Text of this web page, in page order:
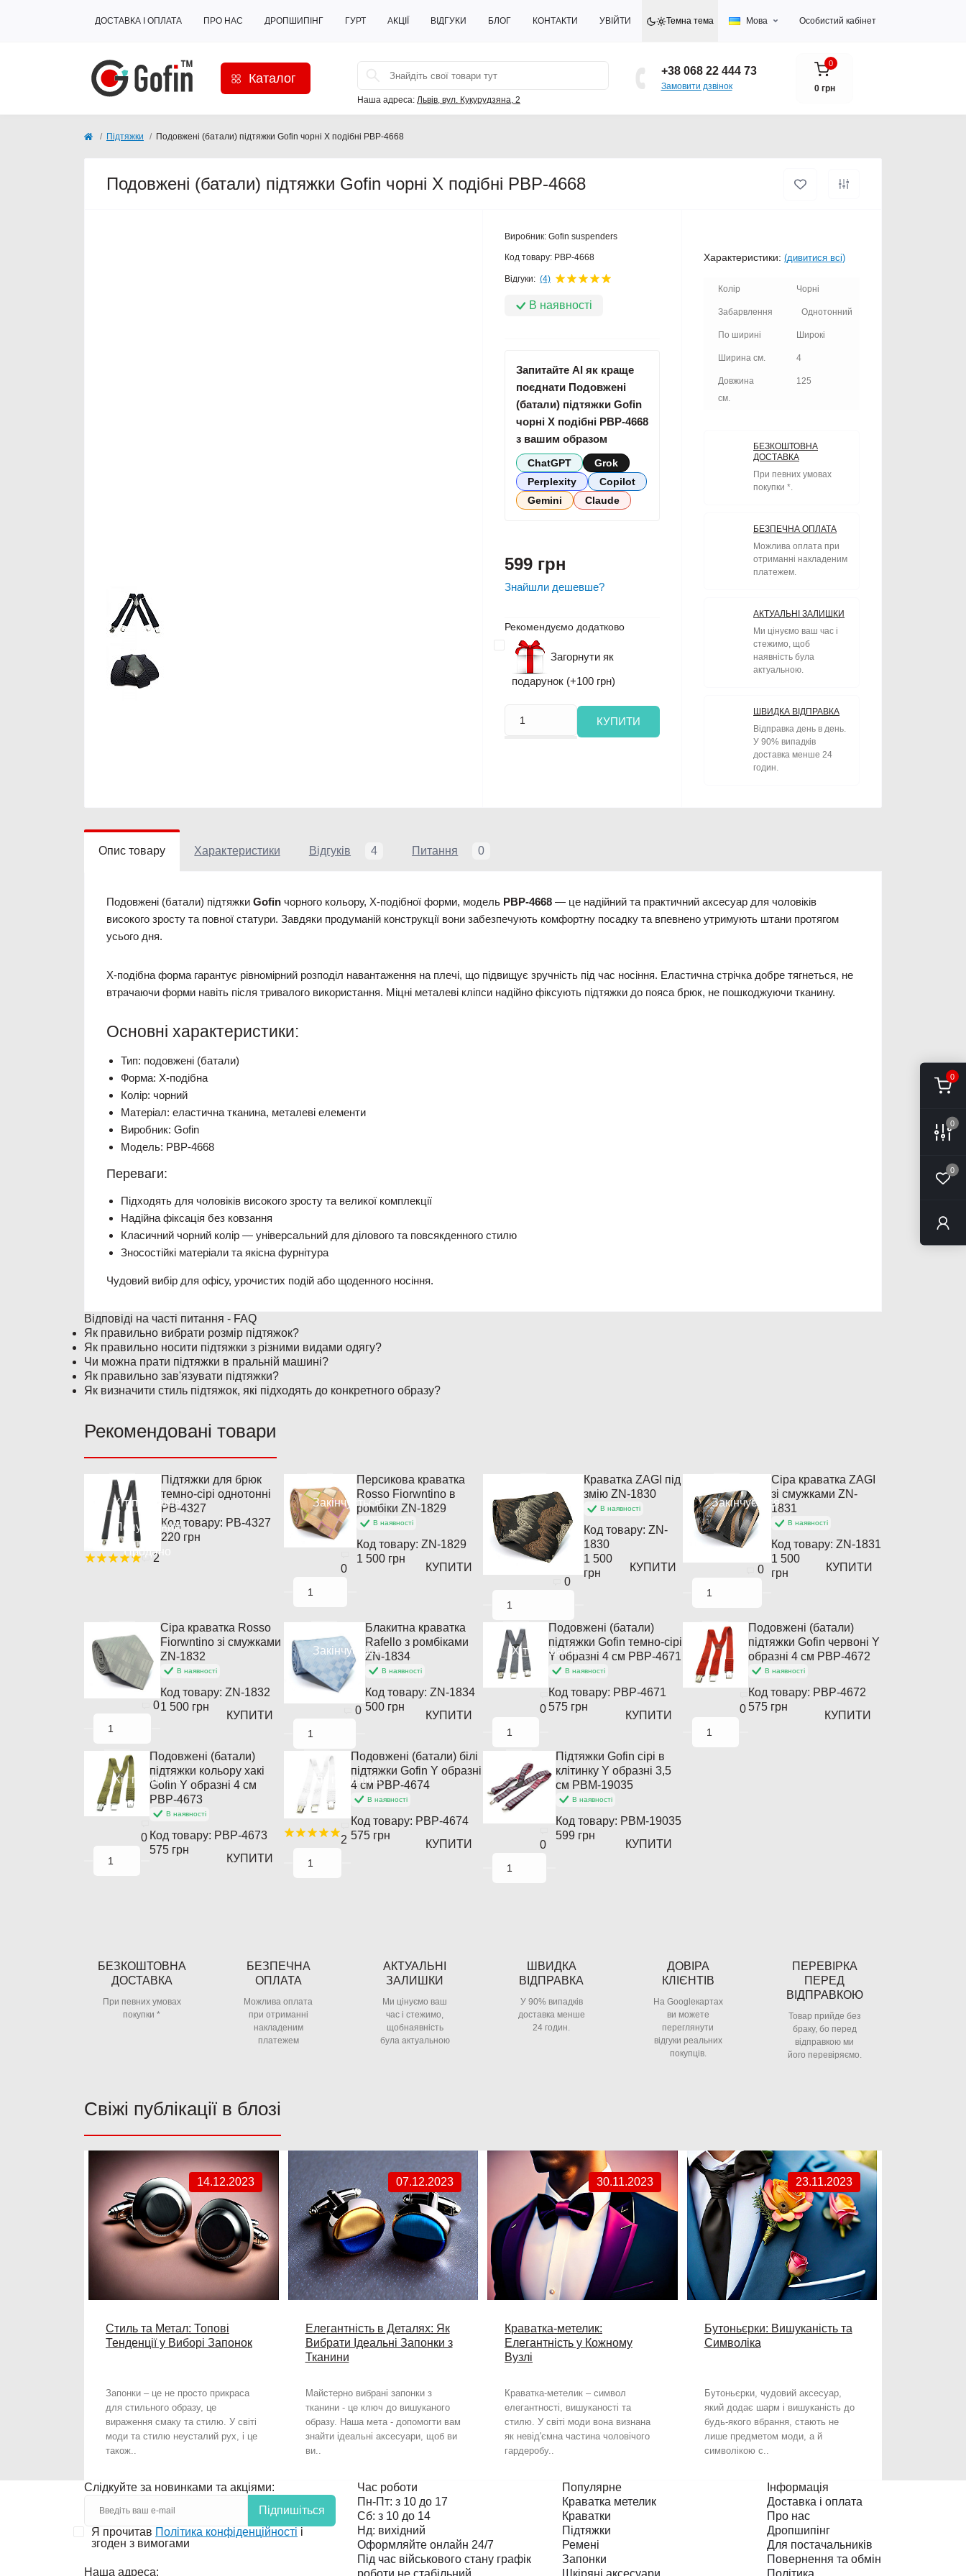
0
0
0
ДОСТАВКА І ОПЛАТА ПРО НАС ДРОПШИПІНГ ГУРТ АКЦІЇ ВІДГУКИ БЛОГ КОНТАКТИ УВІЙТИ Темна тема Мова Особистий кабінет
Каталог
Наша адреса: Львів, вул. Кукурудзяна, 2
+38 068 22 444 73
Замовити дзвінок
0
0 грн
Підтяжки Подовжені (батали) підтяжки Gofin чорні X подібні PBP-4668
Подовжені (батали) підтяжки Gofin чорні X подібні PBP-4668
Виробник: Gofin suspenders
Код товару: PBP-4668
Відгуки: (4)
В наявності
Запитайте AI як краще
поєднати Подовжені
(батали) підтяжки Gofin
чорні X подібні PBP-4668
з вашим образом
ChatGPT
Grok
Perplexity
Copilot
Gemini
Claude
599 грн
Знайшли дешевше?
Рекомендуємо додатково
Загорнути як
подарунок (+100 грн)
КУПИТИ
Характеристики: (дивитися всі)
Колір Чорні
Забарвлення Однотонний
По ширині Широкі
Ширина см. 4
Довжина
см.
125
БЕЗКОШТОВНА
ДОСТАВКА
При певних умовах
покупки *.
БЕЗПЕЧНА ОПЛАТА
Можлива оплата при
отриманні накладеним
платежем.
АКТУАЛЬНІ ЗАЛИШКИ
Ми цінуємо ваш час і
стежимо, щоб
наявність була
актуальною.
ШВИДКА ВІДПРАВКА
Відправка день в день.
У 90% випадків
доставка менше 24
годин.
Опис товару Характеристики Відгуків 4 Питання 0
Подовжені (батали) підтяжки Gofin чорного кольору, X-подібної форми, модель PBP-4668 — це надійний та практичний аксесуар для чоловіків
високого зросту та повної статури. Завдяки продуманій конструкції вони забезпечують комфортну посадку та впевнено утримують штани протягом
усього дня.
X-подібна форма гарантує рівномірний розподіл навантаження на плечі, що підвищує зручність під час носіння. Еластична стрічка добре тягнеться, не
втрачаючи форми навіть після тривалого використання. Міцні металеві кліпси надійно фіксують підтяжки до пояса брюк, не пошкоджуючи тканину.
Основні характеристики:
Тип: подовжені (батали)
Форма: X-подібна
Колір: чорний
Матеріал: еластична тканина, металеві елементи
Виробник: Gofin
Модель: PBP-4668
Переваги:
Підходять для чоловіків високого зросту та великої комплекції
Надійна фіксація без ковзання
Класичний чорний колір — універсальний для ділового та повсякденного стилю
Зносостійкі матеріали та якісна фурнітура
Чудовий вибір для офісу, урочистих подій або щоденного носіння.
Відповіді на часті питання - FAQ
Як правильно вибрати розмір підтяжок?
Як правильно носити підтяжки з різними видами одягу?
Чи можна прати підтяжки в пральній машині?
Як правильно зав'язувати підтяжки?
Як визначити стиль підтяжок, які підходять до конкретного образу?
Рекомендовані товари
Хіт продажів
Популярний
Продано
2
Підтяжки для брюк
темно-сірі однотонні
PB-4327
Код товару: PB-4327
220 грн
Закінчується
0
Персикова краватка
Rosso Fiorwntino в
ромбіки ZN-1829
В наявності
Код товару:ZN-1829
1 500 грн
КУПИТИ
0
Краватка ZAGI під
змію ZN-1830
В наявності
Код товару: ZN-
1830
1 500
грн
КУПИТИ
Закінчується
0
Сіра краватка ZAGI
зі смужками ZN-
1831
В наявності
Код товару: ZN-1831
1 500
грн
КУПИТИ
0
Сіра краватка Rosso
Fiorwntino зі смужками
ZN-1832
В наявності
Код товару:ZN-1832
1 500 грн
КУПИТИ
Закінчується
0
Блакитна краватка
Rafello з ромбіками
ZN-1834
В наявності
Код товару: ZN-1834
500 грн
КУПИТИ
Хіт продажів
0
Подовжені (батали)
підтяжки Gofin темно-сірі
Y образні 4 см PBP-4671
В наявності
Код товару: PBP-4671
575 грн
КУПИТИ
0
Подовжені (батали)
підтяжки Gofin червоні Y
образні 4 см PBP-4672
В наявності
Код товару: PBP-4672
575 грн
КУПИТИ
Хіт продажів
0
Подовжені (батали)
підтяжки кольору хакі
Gofin Y образні 4 см
PBP-4673
В наявності
Код товару: PBP-4673
575 грн
КУПИТИ
Хіт продажів
2
Подовжені (батали) білі
підтяжки Gofin Y образні
4 см PBP-4674
В наявності
Код товару: PBP-4674
575 грн
КУПИТИ 0
Підтяжки Gofin сірі в
клітинку Y образні 3,5
см PBM-19035
В наявності
Код товару: PBM-19035
599 грн
КУПИТИ
БЕЗКОШТОВНА
ДОСТАВКА
При певних умовах
покупки *
БЕЗПЕЧНА
ОПЛАТА
Можлива оплата
при отриманні
накладеним
платежем
АКТУАЛЬНІ
ЗАЛИШКИ
Ми цінуємо ваш
час і стежимо,
щобнаявність
була актуальною
ШВИДКА
ВІДПРАВКА
У 90% випадків
доставка менше
24 годин.
ДОВІРА
КЛІЄНТІВ
На Googleкартах
ви можете
переглянути
відгуки реальних
покупців.
ПЕРЕВІРКА
ПЕРЕД
ВІДПРАВКОЮ
Товар прийде без
браку, бо перед
відправкою ми
його перевіряємо.
Свіжі публікації в блозі
14.12.2023
Стиль та Метал: Топові
Тенденції у Виборі Запонок
Запонки – це не просто прикраса
для стильного образу, це
вираження смаку та стилю. У світі
моди та стилю неусталий рух, і це
також..
07.12.2023
Елегантність в Деталях: Як
Вибрати Ідеальні Запонки з
Тканини
Майстерно вибрані запонки з
тканини - це ключ до вишуканого
образу. Наша мета - допомогти вам
знайти ідеальні аксесуари, щоб ви
ви..
30.11.2023
Краватка-метелик:
Елегантність у Кожному
Вузлі
Краватка-метелик – символ
елегантності, вишуканості та
стилю. У світі моди вона визнана
як невід'ємна частина чоловічого
гардеробу..
23.11.2023
Бутоньєрки: Вишуканість та
Символіка
Бутоньєрки, чудовий аксесуар,
який додає шарм і вишуканість до
будь-якого вбрання, стають не
лише предметом моди, а й
символікою с..
Слідкуйте за новинками та акціями:
Підпишіться
Я прочитав Політика конфіденційності і
згоден з вимогами
Наша адреса:
Час роботи
Пн-Пт: з 10 до 17
Сб: з 10 до 14
Нд: вихідний
Оформляйте онлайн 24/7
Під час військового стану графік
роботи не стабільний.
Популярне
Краватка метелик
Краватки
Підтяжки
Ремені
Запонки
Шкіряні аксесуари
Інформація
Доставка і оплата
Про нас
Дропшипінг
Для постачальників
Повернення та обмін
Політика